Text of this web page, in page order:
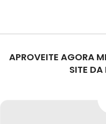
APROVEITE AGORA
SITE